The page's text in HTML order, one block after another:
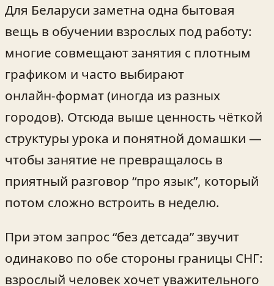
Для Беларуси заметна одна бытовая
вещь в обучении взрослых под работу:
многие совмещают занятия с плотным
графиком и часто выбирают
онлайн‑формат (иногда из разных
городов). Отсюда выше ценность чёткой
структуры урока и понятной домашки —
чтобы занятие не превращалось в
приятный разговор “про язык”, который
потом сложно встроить в неделю.
При этом запрос “без детсада” звучит
одинаково по обе стороны границы СНГ:
взрослый человек хочет уважительного